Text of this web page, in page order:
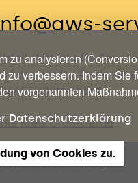
Wirtschafts-
der Hardt / An der B42
64572 Büttelborn
Kreis Groß-Gerau
zu analysieren
verbessern. Indem Sie
vorgenannten
Datenschutzerklärung
von Cookies zu.